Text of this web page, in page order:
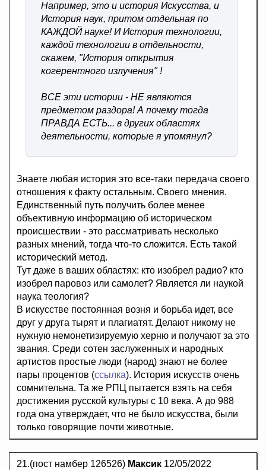
Например, это и история Искусства, и
История наук, притом отдельная по
КАЖДОЙ науке! И История технологии,
каждой технологии в отдельности,
скажем, "История открытия
когерентного излучения" !
ВСЕ эти истории - НЕ являются
предметом раздора! А почему тогда
ПРАВДА ЕСТЬ... в других областях
деятельности, которые я упомянул?
Знаете любая история это все-таки передача своего
отношения к факту остальным. Своего мнения.
Единственный путь получить более менее
объективную информацию об историческом
происшествии - это рассматривать несколько
разных мнений, тогда что-то сложится. Есть такой
исторический метод.
Тут даже в ваших областях: кто изобрел радио? кто
изобрел паровоз или самолет? Является ли наукой
наука теология?
В искусстве постоянная возня и борьба идет, все
друг у друга тырят и плагиатят. Делают никому не
нужную немонетизируемую херню и получают за это
звания. Среди сотен заслуженных и народных
артистов простые люди (народ) знают не более
пары процентов (ссылка). История искусств очень
сомнительна. Та же РПЦ пытается взять на себя
достижения русской культуры с 10 века. А до 988
года она утверждает, что не было искусства, были
только говорящие почти животные.
21.(пост намбер 126526) Максик 12/05/2022